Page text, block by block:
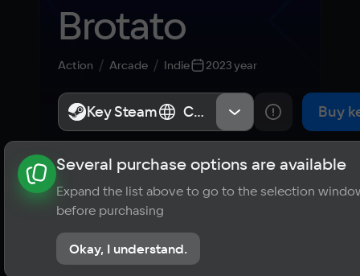
Brotato
Action Arcade Indie 2023 year
Key Steam СНГ, Россия Buy
About the game News Publications
? Player ratings
No reviews
Key Steam СНГ, Россия
Several purchase options are available
Expand the list above to go to the selection
before purchasing
Okay, I understand.